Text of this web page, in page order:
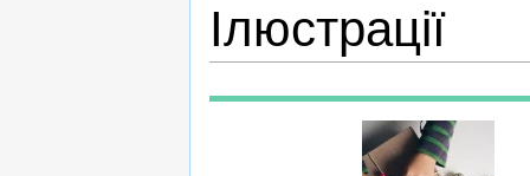
Ілюстрації